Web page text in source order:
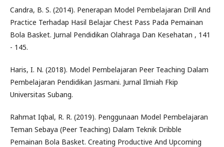
Candra, B. S. (2014). Penerapan Model Pembelajaran Drill And
Practice Terhadap Hasil Belajar Chest Pass Pada Pemainan
Bola Basket. Jurnal Pendidikan Olahraga Dan Kesehatan , 141
- 145.
Haris, I. N. (2018). Model Pembelajaran Peer Teaching Dalam
Pembelajaran Pendidikan Jasmani. Jurnal Ilmiah Fkip
Universitas Subang.
Rahmat Iqbal, R. R. (2019). Penggunaan Model Pembelajaran
Teman Sebaya (Peer Teaching) Dalam Teknik Dribble
Pemainan Bola Basket. Creating Productive And Upcoming